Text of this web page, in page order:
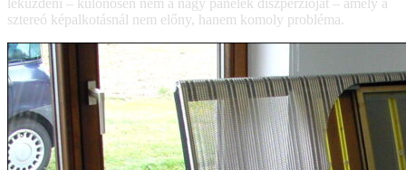
sztereó képalkotásnál nem előny, hanem komoly probléma.